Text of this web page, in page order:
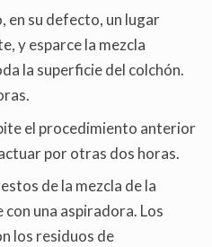
en su defecto, un lugar
y esparce la mezcla
la superficie del colchón.
el procedimiento anterior
por otras dos horas.
de la mezcla de la
una aspiradora. Los
los residuos de